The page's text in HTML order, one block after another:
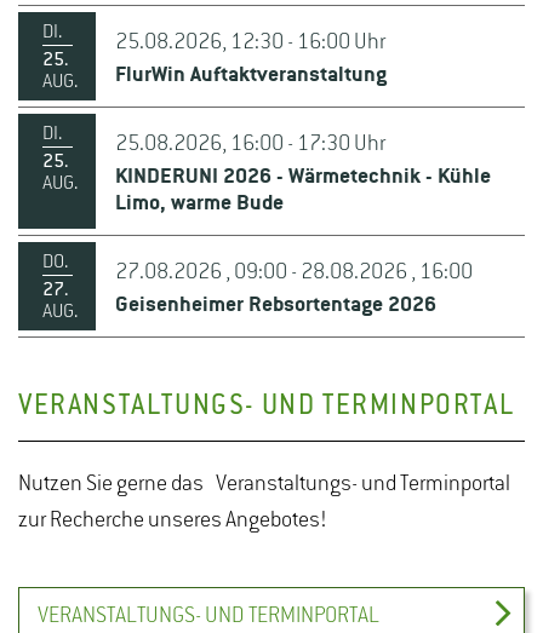
DI.
25.
AUG.
25.08.2026, 12:30 - 16:00 Uhr
FlurWin Auftaktveranstaltung
DI.
25.
AUG.
25.08.2026, 16:00 - 17:30 Uhr
KINDERUNI 2026 - Wärmetechnik - Kühle
Limo, warme Bude
DO.
27.
AUG.
27.08.2026 , 09:00 - 28.08.2026 , 16:00
Geisenheimer Rebsortentage 2026
VERANSTALTUNGS- UND TERMINPORTAL
Nutzen Sie gerne das Veranstaltungs- und Terminportal
zur Recherche unseres Angebotes!
VERANSTALTUNGS- UND TERMINPORTAL